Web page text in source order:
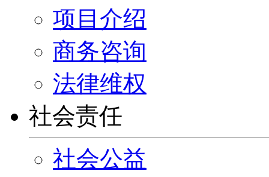
项目介绍
商务咨询
法律维权
社会责任
社会公益